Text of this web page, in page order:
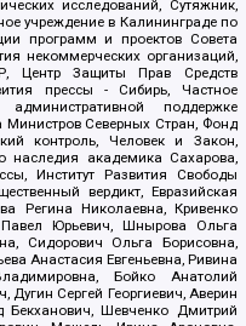
исследований, Сутяжник,
учреждение в Калининграде по
программ и проектов Совета
некоммерческих организаций,
Р, Центр Защиты Прав Средств
прессы - Сибирь, Частное
поддержке
Министров Северных Стран, Фонд
контроль, Человек и Закон,
наследия академика Сахарова,
Институт Развития Свободы
вердикт, Евразийская
Регина Николаевна, Кривенко
Юрьевич, Шнырова Ольга
Сидорович Ольга Борисовна,
Анастасия Евгеньевна, Ривина
Бойко Анатолий
Дугин Сергей Георгиевич, Аверин
Бекханович, Шевченко Дмитрий